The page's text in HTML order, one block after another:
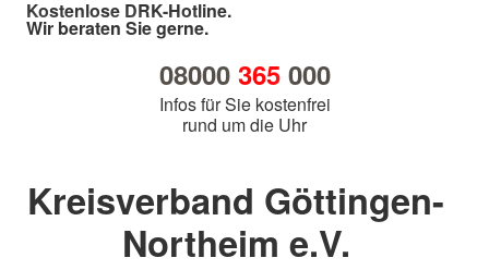
Kostenlose DRK-Hotline.
Wir beraten Sie gerne.
08000 365000
Infos für Sie kostenfrei
rund um die Uhr
Kreisverband Göttingen-
Northeim e.V.